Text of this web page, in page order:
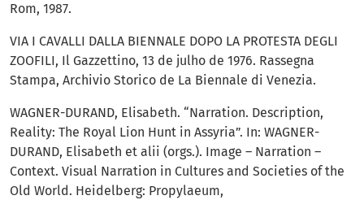
Rom, 1987.
VIA I CAVALLI DALLA BIENNALE DOPO LA PROTESTA DEGLI
ZOOFILI, Il Gazzettino, 13 de julho de 1976. Rassegna
Stampa, Archivio Storico de La Biennale di Venezia.
WAGNER-DURAND, Elisabeth. “Narration. Description,
Reality: The Royal Lion Hunt in Assyria”. In: WAGNER-
DURAND, Elisabeth et alii (orgs.). Image – Narration –
Context. Visual Narration in Cultures and Societies of the
Old World. Heidelberg: Propylaeum,